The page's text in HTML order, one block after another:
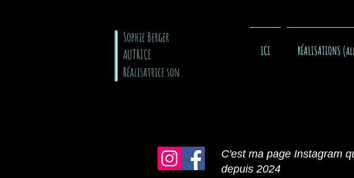
​ Sophie Berger
AUTRICE
Réalisatrice son
ICI RÉALISATIONS
C'est ma page Instagram
depuis 2024